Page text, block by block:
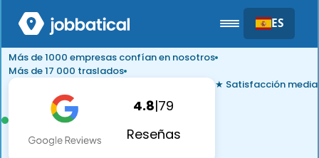
ES
Más de 1000 empresas confían en nosotros
Más de 17 000 traslados
4.8|79
Reseñas
★ Satisfacción media